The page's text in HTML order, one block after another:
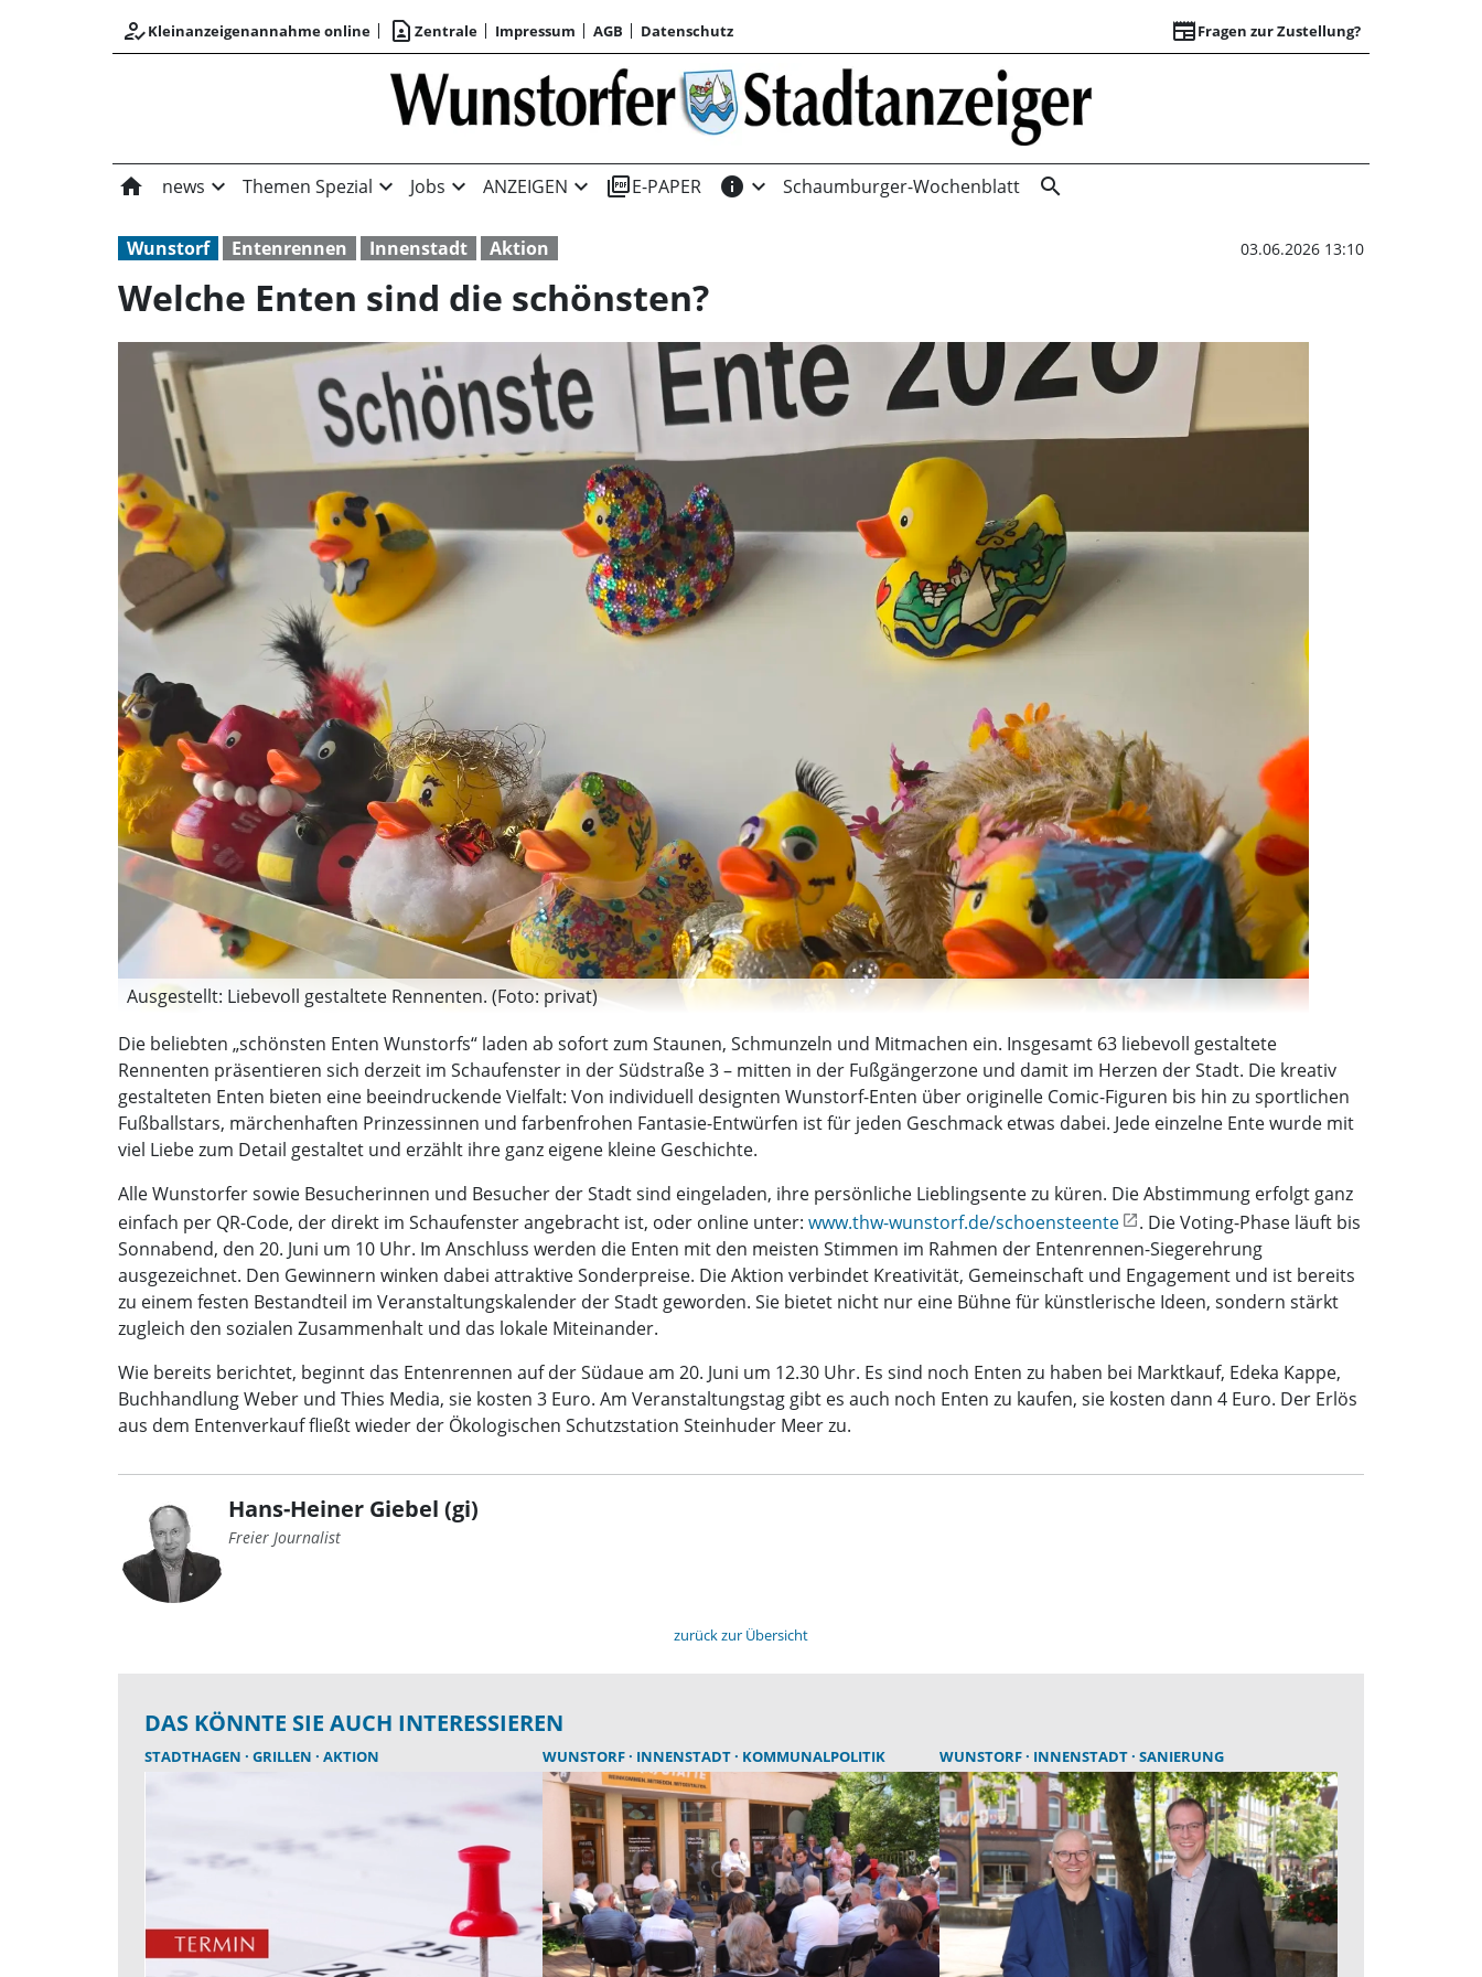
how_to_regKleinanzeigenannahme online contact_page Zentrale Impressum AGB Datenschutz newspaperFragen zur Zustellung?
Welche Enten
home news expand_more Themen Spezial expand_more Jobs expand_more ANZEIGEN expand_more picture_as_pdfE-PAPER info expand_more Schaumburger-Wochenblatt search
Wunstorf Entenrennen Innenstadt Aktion 03.06.2026 13:10
Welche Enten sind die schönsten?
Ausgestellt: Liebevoll gestaltete Rennenten. (Foto: privat)
Die beliebten „schönsten Enten Wunstorfs“ laden ab sofort zum Staunen, Schmunzeln und Mitmachen ein. Insgesamt 63 liebevoll gestaltete
Rennenten präsentieren sich derzeit im Schaufenster in der Südstraße 3 – mitten in der Fußgängerzone und damit im Herzen der Stadt. Die kreativ
gestalteten Enten bieten eine beeindruckende Vielfalt: Von individuell designten Wunstorf-Enten über originelle Comic-Figuren bis hin zu sportlichen
Fußballstars, märchenhaften Prinzessinnen und farbenfrohen Fantasie-Entwürfen ist für jeden Geschmack etwas dabei. Jede einzelne Ente wurde mit
viel Liebe zum Detail gestaltet und erzählt ihre ganz eigene kleine Geschichte.
Alle Wunstorfer sowie Besucherinnen und Besucher der Stadt sind eingeladen, ihre persönliche Lieblingsente zu küren. Die Abstimmung erfolgt ganz
einfach per QR-Code, der direkt im Schaufenster angebracht ist, oder online unter: www.thw-wunstorf.de/schoensteente
. Die Voting-Phase läuft bis
Sonnabend, den 20. Juni um 10 Uhr. Im Anschluss werden die Enten mit den meisten Stimmen im Rahmen der Entenrennen-Siegerehrung
ausgezeichnet. Den Gewinnern winken dabei attraktive Sonderpreise. Die Aktion verbindet Kreativität, Gemeinschaft und Engagement und ist bereits
zu einem festen Bestandteil im Veranstaltungskalender der Stadt geworden. Sie bietet nicht nur eine Bühne für künstlerische Ideen, sondern stärkt
zugleich den sozialen Zusammenhalt und das lokale Miteinander.
Wie bereits berichtet, beginnt das Entenrennen auf der Südaue am 20. Juni um 12.30 Uhr. Es sind noch Enten zu haben bei Marktkauf, Edeka Kappe,
Buchhandlung Weber und Thies Media, sie kosten 3 Euro. Am Veranstaltungstag gibt es auch noch Enten zu kaufen, sie kosten dann 4 Euro. Der Erlös
aus dem Entenverkauf fließt wieder der Ökologischen Schutzstation Steinhuder Meer zu.
Hans-Heiner Giebel (gi)
Freier Journalist
zurück zur Übersicht
DAS KÖNNTE SIE AUCH INTERESSIEREN
STADTHAGEN GRILLEN AKTION WUNSTORF INNENSTADT KOMMUNALPOLITIK WUNSTORF INNENSTADT SANIERUNG